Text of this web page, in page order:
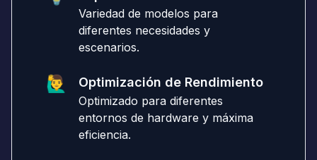
Variedad de modelos para
diferentes necesidades y
escenarios.
🙋‍♂️ Optimización de Rendimiento
Optimizado para diferentes
entornos de hardware y máxima
eficiencia.